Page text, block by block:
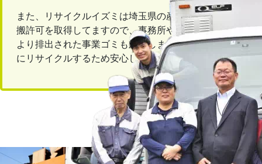
また、リサイクルイズミは埼玉県の産業廃棄物収集運
搬許可を取得してますので、事務所や店舗など事業所
より排出された事業ゴミも対応します。回収後は適切
にリサイクルするため安心しておまかせください。